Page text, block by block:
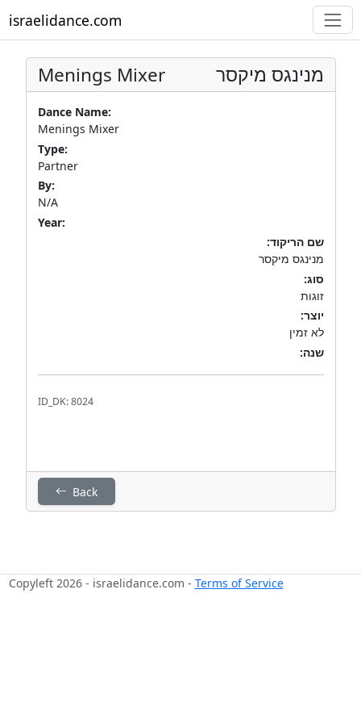
israelidance.com
Menings Mixer מנינגס מיקסר
Dance Name:
Menings Mixer
Type:
Partner
By:
N/A
Year:
שם הריקוד:
מנינגס מיקסר
סוג:
זוגות
יוצר:
לא זמין
שנה:
ID_DK: 8024
Back
Copyleft 2026 - israelidance.com - Terms of Service